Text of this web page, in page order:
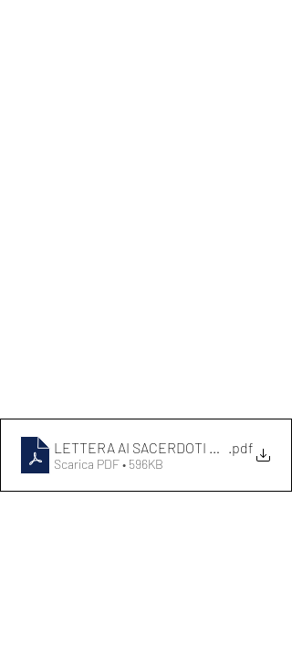
LETTERA AI SACERDOTI DEL 7 MAGGIO
.pdf
Scarica PDF • 596KB